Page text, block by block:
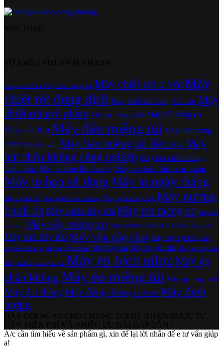
Dụng cụ xiết đai Máy bơm dung dịch Máy chiết rót 1 vòiMáy
chiết rót dung dịch Máy chiết rót dùng khí nén Máy
chiết rót mỹ phẩm Máy co màng nhiệt Máy cắt màng co
Máy cắt thịtMáy dán miệng túi Máy dán màng
nhôm Máy dán nhãn Máy hàn miệng túi liên tụcMáy
hút chân không công nghiệp Máy hút chân không
thực phẩm Máy in date lên chai lọ Máy in date lên tem nhãn
Máy in hạn sử dụngMáy in ngày tháng
Máy nghiền bột Máy nghiền bột siêu mịn Máy nghiền dược liệu Máy nướng
bánh đa Máy quấn dây đai Máy rút màng co Máy siết
nắp chai Máy sấy màng co Máy thái rau củ quả Máy thái thịt đông lạnh
Máy thít dây đai Máy vặn nắp chai Máy xay bột khô Máy
xay bột siêu mịn Máy xay bột trẻ em Máy xay cua Máy xay giò chả Máy xay ngũ cốc
Máy xiết nắp chai vắc xin Máy ép bịch nilon Máy ép
chân không Máy ép miệng túi Máy ép màng seal
Máy đai thùng Máy đóng thùng carton Máy định
lượng
A/c cần tìm hiểu về sản phẩm gì, xin để lại lời nhắn để e tư vấn giúp
ạ!